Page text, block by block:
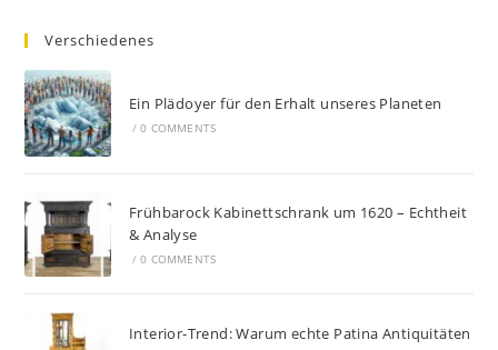
Verschiedenes
Ein Plädoyer für den Erhalt unseres Planeten
/ 0 COMMENTS
Frühbarock Kabinettschrank um 1620 – Echtheit
& Analyse
/ 0 COMMENTS
Interior-Trend: Warum echte Patina Antiquitäten